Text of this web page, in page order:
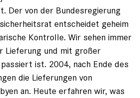
Der von der Bundesregierung
entscheidet geheim
Kontrolle. Wir sehen immer
Lieferung und mit großer
ist. 2004, nach Ende des
die Lieferungen von
an. Heute erfahren wir, was